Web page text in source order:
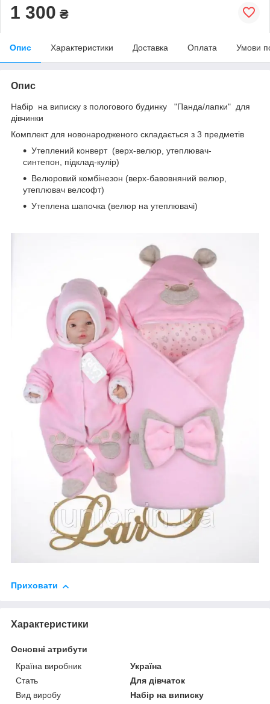
1 300 ₴
Опис Характеристики Доставка Оплата Умови
Опис
Набір на виписку з пологового будинку "Панда/лапки" для
дівчинки
Комплект для новонародженого складається з 3 предметів
Утеплений конверт (верх-велюр, утеплювач-
синтепон, підклад-кулір)
Велюровий комбінезон (верх-бавовняний велюр,
утеплювач велсофт)
Утеплена шапочка (велюр на утеплювачі)
Приховати
Характеристики
Основні атрибути
Країна виробник
Україна
Стать
Для дівчаток
Вид виробу
Набір на виписку